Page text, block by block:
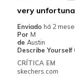
Sizing
View On Shoes
very
Enviado há 2
Por M
de Austin
Describe Yourself
CRÍTICA EM
skechers.com